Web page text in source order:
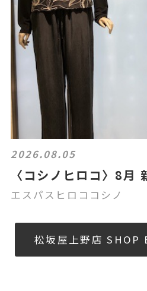
2026.08.05
〈コシノヒロコ〉8月
エスパスヒロココシノ
松坂屋上野店 SHOP